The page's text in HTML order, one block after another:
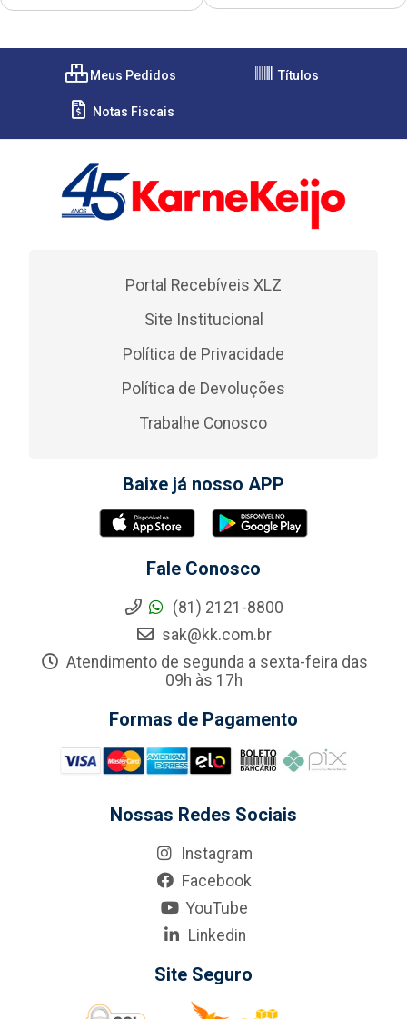
Meus Pedidos Títulos
Notas Fiscais
Portal Recebíveis XLZ
Site Institucional
Política de Privacidade
Política de Devoluções
Trabalhe Conosco
Baixe já nosso APP
Fale Conosco
(81) 2121-8800
sak@kk.com.br
Atendimento de segunda a sexta-feira das
09h às 17h
Formas de Pagamento
Nossas Redes Sociais
Instagram
Facebook
YouTube
Linkedin
Site Seguro